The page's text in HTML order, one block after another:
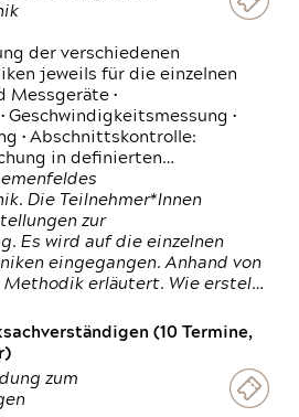
der verschiedenen
jeweils für die einzelnen
Messgeräte •
Geschwindigkeitsmessung •
• Abschnittskontrolle:
in definierten…
Die Teilnehmer*Innen
zur
Es wird auf die einzelnen
eingegangen. Anhand von
Methodik erläutert. Wie erstel…
(10 Termine,
zum